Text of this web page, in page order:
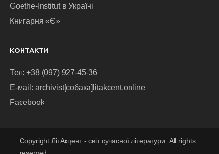
Goethe-Institut в Україні
Книгарня «Є»
КОНТАКТИ
Тел: +38 (097) 927-45-36
E-маіl: archivist[собака]litakcent.online
Facebook
Copyright ЛітАкцент - світ сучасної літератури. All rights